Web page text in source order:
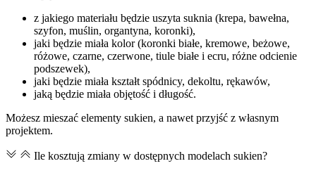
z jakiego materiału będzie uszyta suknia (krepa, bawełna,
szyfon, muślin, organtyna, koronki),
jaki będzie miała kolor (koronki białe, kremowe, beżowe,
różowe, czarne, czerwone, tiule białe i ecru, różne odcienie
podszewek),
jaki będzie miała kształt spódnicy, dekoltu, rękawów,
jaką będzie miała objętość i długość.
Możesz mieszać elementy sukien, a nawet przyjść z własnym
projektem.
Ile kosztują zmiany w dostępnych modelach sukien?